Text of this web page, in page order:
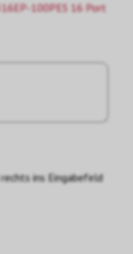
100PES 16 Port
ins Eingabefeld